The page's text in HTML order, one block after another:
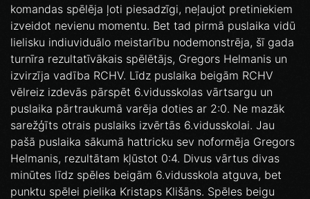
komandas spēlēja ļoti piesadzīgi, neļaujot pretiniekiem
izveidot nevienu momentu. Bet tad pirmā puslaika vidū
lielisku indiuviduālo meistarību nodemonstrēja, šī gada
turnīra rezultatīvākais spēlētājs, Gregors Helmanis un
izvirzīja vadība RCHV. Līdz puslaika beigām RCHV
vēlreiz izdevās pārspēt 6.vidusskolas vārtsargu un
puslaika pārtraukumā varēja doties ar 2:0. Ne mazāk
sarežģīts otrais puslaiks izvērtās 6.vidusskolai. Jau
pašā puslaika sākumā hattricku sev noformēja Gregors
Helmanis, rezultātam kļūstot 0:4. Divus vārtus divas
minūtes līdz spēles beigām 6.vidusskola atguva, bet
punktu spēlei pielika Kristaps Klišāns. Spēles beigu